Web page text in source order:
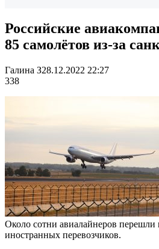
Российские
85 самолётов из-за
Галина З28.12.2022 22:27
338
Около сотни авиалайнеров перешли
иностранных перевозчиков.